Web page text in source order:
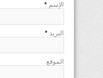
الإسم *
البريد *
الموقع